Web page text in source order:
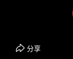
分享